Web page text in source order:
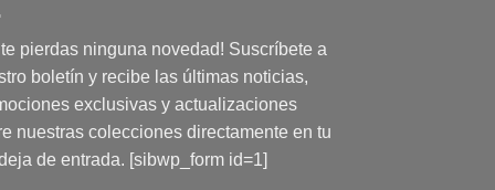
te pierdas ninguna novedad! Suscríbete a
boletín y recibe las últimas noticias,
exclusivas y actualizaciones
nuestras colecciones directamente en tu
de entrada. [sibwp_form id=1]